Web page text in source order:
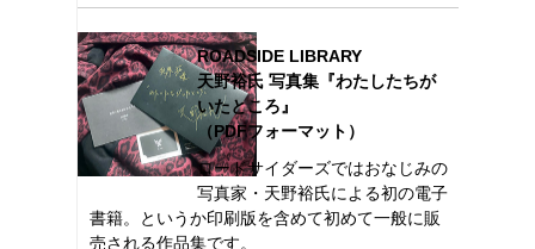
ROADSIDE LIBRARY
天野裕氏 写真集『わたしたちが
いたところ』
（PDFフォーマット）
ロードサイダーズではおなじみの
写真家・天野裕氏による初の電子
書籍。というか印刷版を含めて初めて一般に販
売される作品集です。